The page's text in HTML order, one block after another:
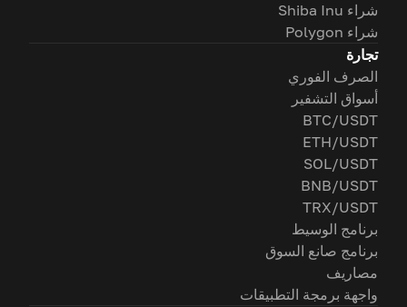
شراء Shiba Inu
شراء Polygon
تجارة
الصرف الفوري
أسواق التشفير
BTC/USDT
ETH/USDT
SOL/USDT
BNB/USDT
TRX/USDT
برنامج الوسيط
برنامج صانع السوق
مصاريف
واجهة برمجة التطبيقات